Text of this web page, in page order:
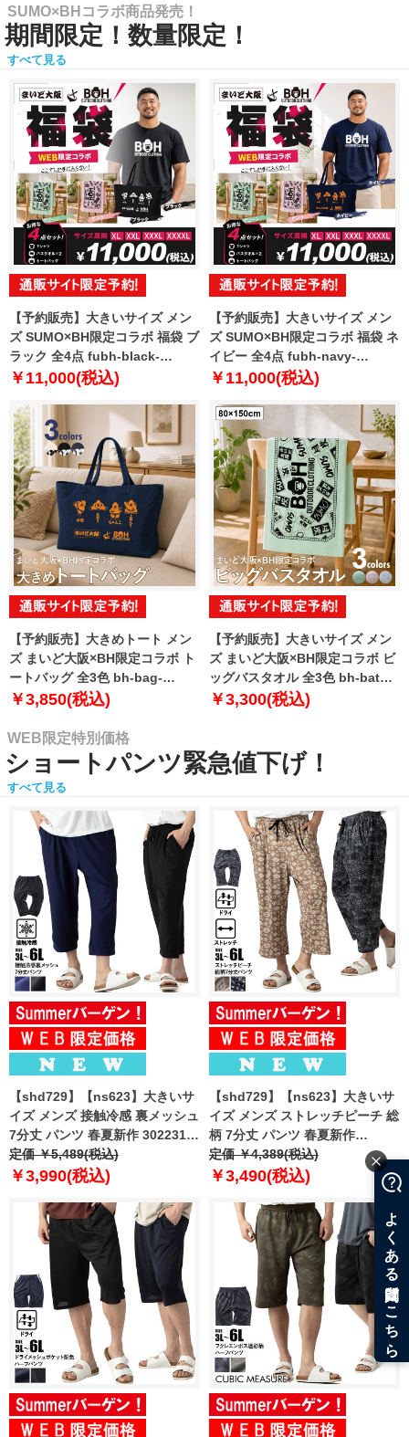
SUMO×BHコラボ商品発売！
期間限定！数量限定！
すべて見る
【予約販売】大きいサイズ メン
ズ SUMO×BH限定コラボ 福袋 ブ
ラック 全4点 fubh-black-
sumo999-b【10月下旬発送予
￥11,000(税込)
【予約販売】大きいサイズ メン
ズ SUMO×BH限定コラボ 福袋 ネ
イビー 全4点 fubh-navy-
sumo999-b【10月下旬発送予
￥11,000(税込)
【予約販売】大きめトート メン
ズ まいど大阪×BH限定コラボ ト
ートバッグ 全3色 bh-bag-
sumo999【10月下旬発送予定】
￥3,850(税込)
【予約販売】大きいサイズ メン
ズ まいど大阪×BH限定コラボ ビ
ッグバスタオル 全3色 bh-bath-
sumo999【10月下旬発送予定】
￥3,300(税込)
WEB限定特別価格
ショートパンツ緊急値下げ！
すべて見る
【shd729】【ns623】大きいサ
イズ メンズ 接触冷感 裏メッシュ
7分丈 パンツ 春夏新作 302231az
【fre】
定価 ￥5,489(税込)
￥3,990(税込)
【shd729】【ns623】大きいサ
イズ メンズ ストレッチピーチ 総
柄 7分丈 パンツ 春夏新作
302249az 【fre】
定価 ￥4,389(税込)
￥3,490(税込)